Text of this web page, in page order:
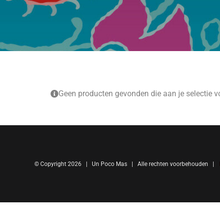
Geen producten gevonden die aan je selectie
© Copyright 2026 | Un Poco Mas | Alle rechten voorbehouden |